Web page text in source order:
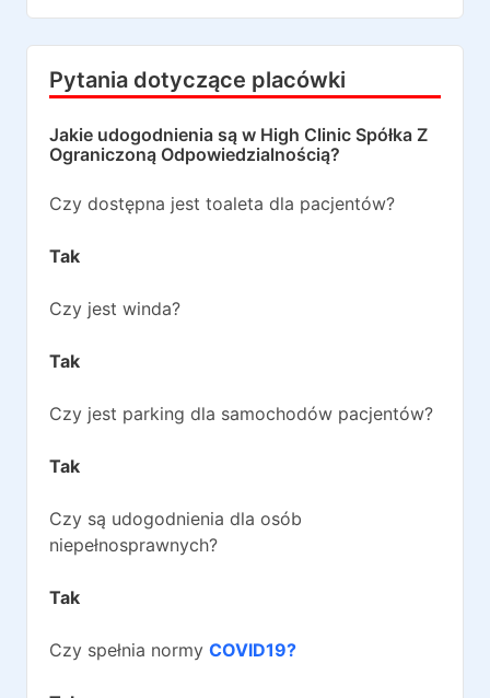
Pytania dotyczące placówki
Jakie udogodnienia są w High Clinic Spółka Z
Ograniczoną Odpowiedzialnością?
Czy dostępna jest toaleta dla pacjentów?
Tak
Czy jest winda?
Tak
Czy jest parking dla samochodów pacjentów?
Tak
Czy są udogodnienia dla osób
niepełnosprawnych?
Tak
Czy spełnia normy COVID19?